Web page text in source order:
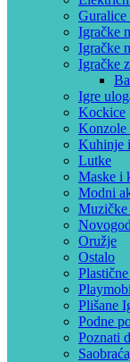
Guralice
Igračke
Igračke
‎Igračke
Igre
Kockice
Konzole
Kuhinje
Lutke
Maske i
Modni
Muzičke
Oružje
Ostalo
Plišane
Podne
Poznati